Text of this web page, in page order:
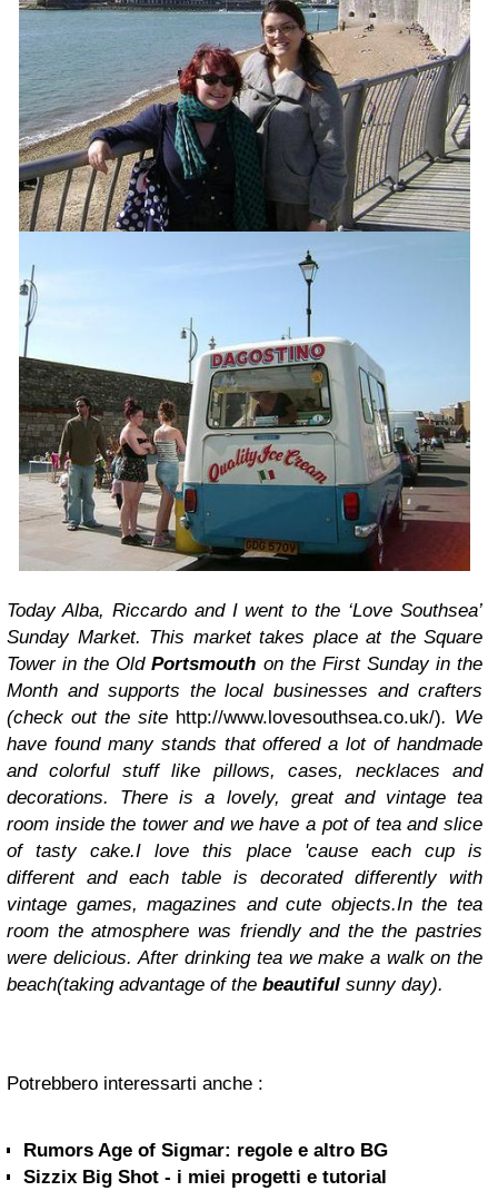
Today Alba, Riccardo and I went to the ‘Love Southsea’
Sunday Market. This market takes place at the Square
Tower in the OldPortsmouth on the First Sunday in the
Month and supports the local businesses and crafters
(check out the site http://www.lovesouthsea.co.uk/). We
have found many stands that offered a lot of handmade
and colorful stuff like pillows, cases, necklaces and
decorations. There is a lovely, great and vintage tea
room inside the tower and we have a pot of tea and slice
of tasty cake.I love this place 'cause each cup is
different and each table is decorated differently with
vintage games, magazines and cute objects.In the tea
room the atmosphere was friendly and the the pastries
were delicious.After drinking tea we make a walk on the
beach(taking advantage of the beautiful sunny day).
Potrebbero interessarti anche :
Rumors Age of Sigmar: regole e altro BG
Sizzix Big Shot - i miei progetti e tutorial